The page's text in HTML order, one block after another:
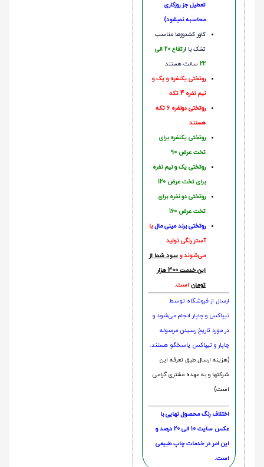
تعطیل جز روزکاری
محاسبه نمیشود)
کاور کشدوزها مناسب
تشک با ا
رتفاع 20 الی
22 سانت هستند
روتختی یکنفره و یک و
نیم نفره 4 تکه
روتختی دونفره 6 تکه
هستند
روتختی یکنفره برای
تخت عرض 90
روتختی یک و نیم نفره
برای تخت عرض 120
روتختی دو نفره برای
تخت عرض 160
روتختی‌ برند مینی مالبا
آستر رنگی تولید
می‌شوند و سود شما از
این خدمت 300 هزار
تومان است.
ارسال از فروشگاه توسط
تیپاکس و چاپار انجام می‌شود و
در مورد تاریخ رسیدن مرسوله
چاپار و تیپاکس پاسخگو هستند.
(هزینه ارسال طبق تعرفه این
شرکتها و به عهده مشتری گرامی
است)
اختلاف رنگ محصول نهایی با
عکس سایت 10 الی 20 درصد و
این امر در خدمات چاپ طبیعی
است.